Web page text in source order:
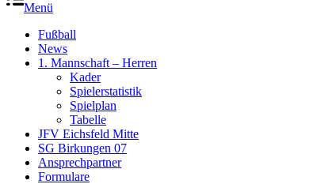
Menü
Fußball
News
1. Mannschaft – Herren
Kader
Spielerstatistik
Spielplan
Tabelle
JFV Eichsfeld Mitte
SG Birkungen 07
Ansprechpartner
Formulare